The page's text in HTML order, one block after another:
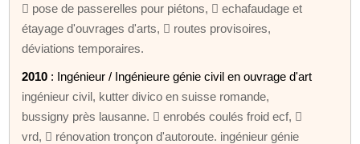
 pose de passerelles pour piétons,  echafaudage et
étayage d'ouvrages d'arts,  routes provisoires,
déviations temporaires.
2010 : Ingénieur / Ingénieure génie civil en ouvrage d'art
ingénieur civil, kutter divico en suisse romande,
bussigny près lausanne.  enrobés coulés froid ecf, 
vrd,  rénovation tronçon d'autoroute. ingénieur génie